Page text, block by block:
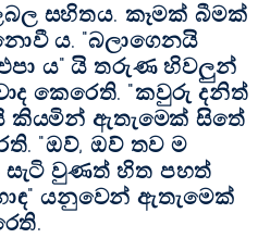
සහිතය. කෑමක්‌ බීමක්‌
ය. "බලාගෙනයි
ය" යි තරුණ හිවලුන්
කෙරෙති. "කවුරු දනිත්
කියමින් ඇතැමෙක්‌ සිතේ
"ඔව්, ඔව් තව ම
සැටි වුණත් හිත පහත්
යනුවෙන් ඇතැමෙක්‌